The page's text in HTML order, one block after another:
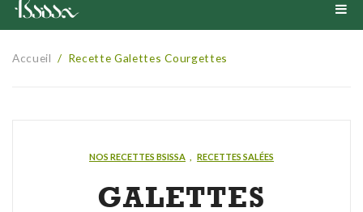
Accueil
Accueil / Recette Galettes Courgettes
NOS RECETTES BSISSA RECETTES SALÉES
GALETTES